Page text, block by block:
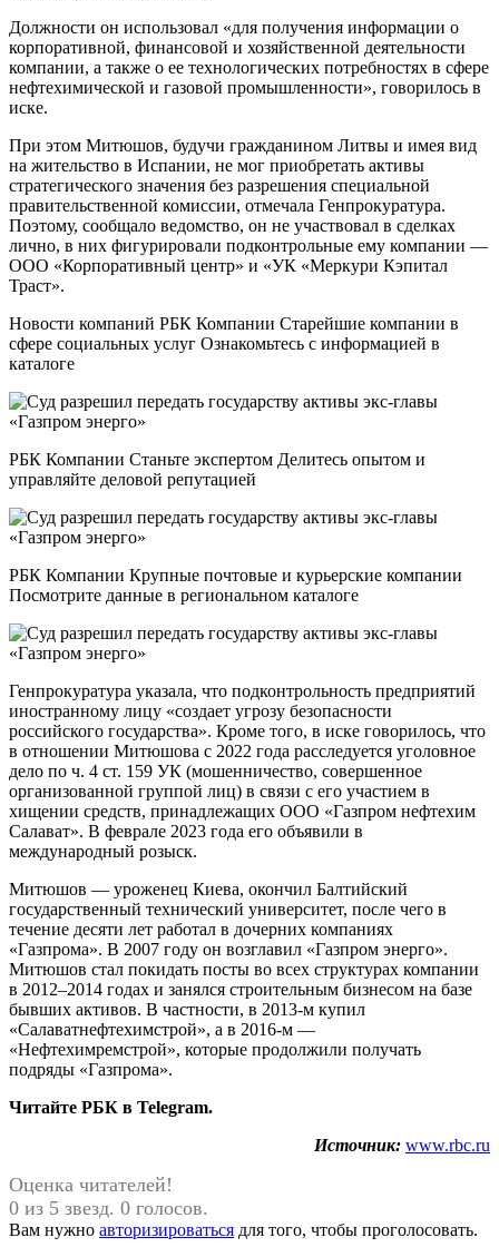
Должности он использовал «для получения информации о
корпоративной, финансовой и хозяйственной деятельности
компании, а также о ее технологических потребностях в сфере
нефтехимической и газовой промышленности», говорилось в
иске.
При этом Митюшов, будучи гражданином Литвы и имея вид
на жительство в Испании, не мог приобретать активы
стратегического значения без разрешения специальной
правительственной комиссии, отмечала Генпрокуратура.
Поэтому, сообщало ведомство, он не участвовал в сделках
лично, в них фигурировали подконтрольные ему компании —
ООО «Корпоративный центр» и «УК «Меркури Кэпитал
Траст».
Новости компаний РБК Компании Старейшие компании в
сфере социальных услуг Ознакомьтесь с информацией в
каталоге
РБК Компании Станьте экспертом Делитесь опытом и
управляйте деловой репутацией
РБК Компании Крупные почтовые и курьерские компании
Посмотрите данные в региональном каталоге
Генпрокуратура указала, что подконтрольность предприятий
иностранному лицу «создает угрозу безопасности
российского государства». Кроме того, в иске говорилось, что
в отношении Митюшова с 2022 года расследуется уголовное
дело по ч. 4 ст. 159 УК (мошенничество, совершенное
организованной группой лиц) в связи с его участием в
хищении средств, принадлежащих ООО «Газпром нефтехим
Салават». В феврале 2023 года его объявили в
международный розыск.
Митюшов — уроженец Киева, окончил Балтийский
государственный технический университет, после чего в
течение десяти лет работал в дочерних компаниях
«Газпрома». В 2007 году он возглавил «Газпром энерго».
Митюшов стал покидать посты во всех структурах компании
в 2012–2014 годах и занялся строительным бизнесом на базе
бывших активов. В частности, в 2013-м купил
«Салаватнефтехимстрой», а в 2016-м —
«Нефтехимремстрой», которые продолжили получать
подряды «Газпрома».
Читайте РБК в Telegram.
Источник: www.rbc.ru
Оценка читателей!
0 из 5 звезд. 0 голосов.
Вам нужно авторизироваться для того, чтобы проголосовать.